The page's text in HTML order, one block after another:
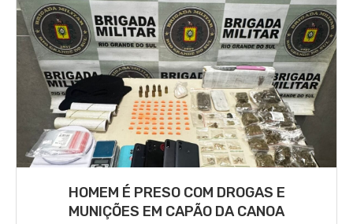
HOMEM É PRESO COM DROGAS E
MUNIÇÕES EM CAPÃO DA CANOA